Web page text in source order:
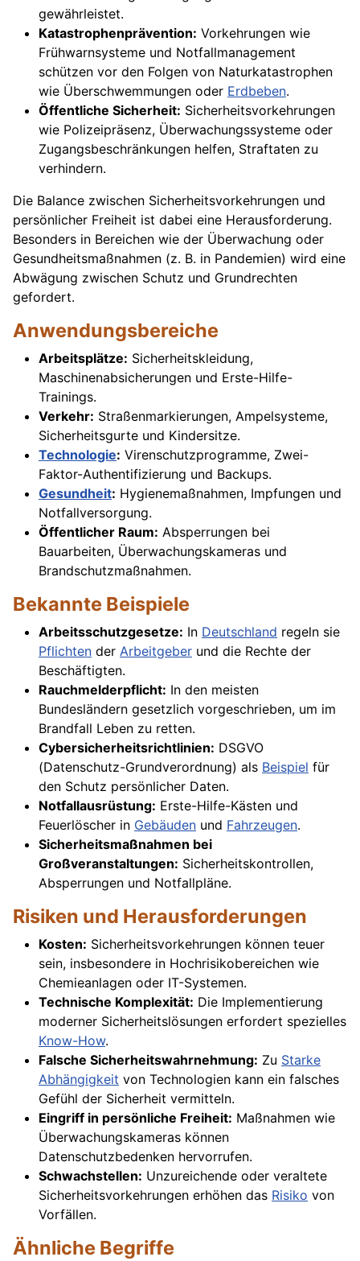
gewährleistet.
Katastrophenprävention: Vorkehrungen wie
Frühwarnsysteme und Notfallmanagement
schützen vor den Folgen von Naturkatastrophen
wie Überschwemmungen oder Erdbeben.
Öffentliche Sicherheit: Sicherheitsvorkehrungen
wie Polizeipräsenz, Überwachungssysteme oder
Zugangsbeschränkungen helfen, Straftaten zu
verhindern.
Die Balance zwischen Sicherheitsvorkehrungen und
persönlicher Freiheit ist dabei eine Herausforderung.
Besonders in Bereichen wie der Überwachung oder
Gesundheitsmaßnahmen (z. B. in Pandemien) wird eine
Abwägung zwischen Schutz und Grundrechten
gefordert.
Anwendungsbereiche
Arbeitsplätze: Sicherheitskleidung,
Maschinenabsicherungen und Erste-Hilfe-
Trainings.
Verkehr: Straßenmarkierungen, Ampelsysteme,
Sicherheitsgurte und Kindersitze.
Technologie: Virenschutzprogramme, Zwei-
Faktor-Authentifizierung und Backups.
Gesundheit: Hygienemaßnahmen, Impfungen und
Notfallversorgung.
Öffentlicher Raum: Absperrungen bei
Bauarbeiten, Überwachungskameras und
Brandschutzmaßnahmen.
Bekannte Beispiele
Arbeitsschutzgesetze: In Deutschland regeln sie
Pflichten der Arbeitgeber und die Rechte der
Beschäftigten.
Rauchmelderpflicht: In den meisten
Bundesländern gesetzlich vorgeschrieben, um im
Brandfall Leben zu retten.
Cybersicherheitsrichtlinien: DSGVO
(Datenschutz-Grundverordnung) als Beispiel für
den Schutz persönlicher Daten.
Notfallausrüstung: Erste-Hilfe-Kästen und
Feuerlöscher in Gebäuden und Fahrzeugen.
Sicherheitsmaßnahmen bei
Großveranstaltungen: Sicherheitskontrollen,
Absperrungen und Notfallpläne.
Risiken und Herausforderungen
Kosten: Sicherheitsvorkehrungen können teuer
sein, insbesondere in Hochrisikobereichen wie
Chemieanlagen oder IT-Systemen.
Technische Komplexität: Die Implementierung
moderner Sicherheitslösungen erfordert spezielles
Know-How.
Falsche Sicherheitswahrnehmung: Zu Starke
Abhängigkeit von Technologien kann ein falsches
Gefühl der Sicherheit vermitteln.
Eingriff in persönliche Freiheit: Maßnahmen wie
Überwachungskameras können
Datenschutzbedenken hervorrufen.
Schwachstellen: Unzureichende oder veraltete
Sicherheitsvorkehrungen erhöhen das Risiko von
Vorfällen.
Ähnliche Begriffe